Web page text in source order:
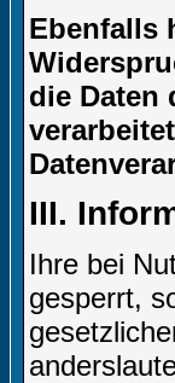
Ebenfalls
die Daten
III.
Ihre bei
gesperrt,